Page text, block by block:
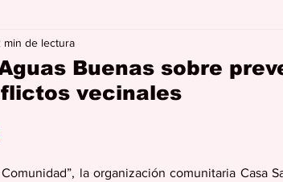
Buenas sobre
vecinales
min de lectura
la organización comunitaria Casa